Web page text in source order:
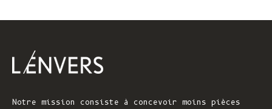
Notre mission consiste à concevoir moins pièces